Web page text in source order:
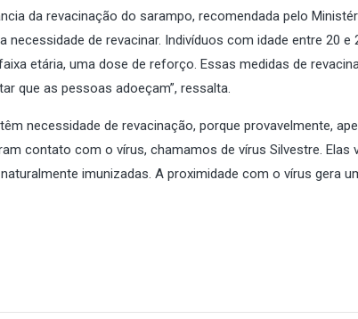
da revacinação do sarampo, recomendada pelo
de revacinar. Indivíduos com idade entre 20 e
etária, uma dose de reforço. Essas medidas de
que as pessoas adoeçam”, ressalta.
necessidade de revacinação, porque provavelmente,
contato com o vírus, chamamos de vírus Silvestre. Elas
imunizadas. A proximidade com o vírus gera